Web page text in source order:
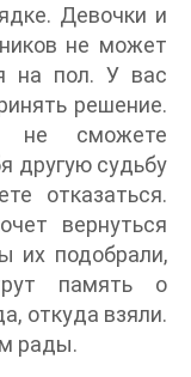
Девочки и
не может
на пол. У вас
решение.
не сможете
другую судьбу
отказаться.
вернуться
их подобрали,
память о
откуда взяли.
рады.